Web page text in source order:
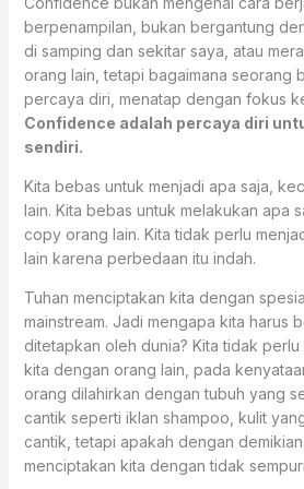
berpenampilan, bukan bergantung
di samping dan sekitar saya, atau
orang lain, tetapi bagaimana seorang
percaya diri, menatap dengan fokus
Confidence adalah percaya diri
sendiri.
Kita bebas untuk menjadi apa saja,
lain. Kita bebas untuk melakukan apa
copy orang lain. Kita tidak perlu
lain karena perbedaan itu indah.
Tuhan menciptakan kita dengan
mainstream. Jadi mengapa kita harus
ditetapkan oleh dunia? Kita tidak
kita dengan orang lain, pada
orang dilahirkan dengan tubuh yang
cantik seperti iklan shampoo, kulit
cantik, tetapi apakah dengan
menciptakan kita dengan tidak